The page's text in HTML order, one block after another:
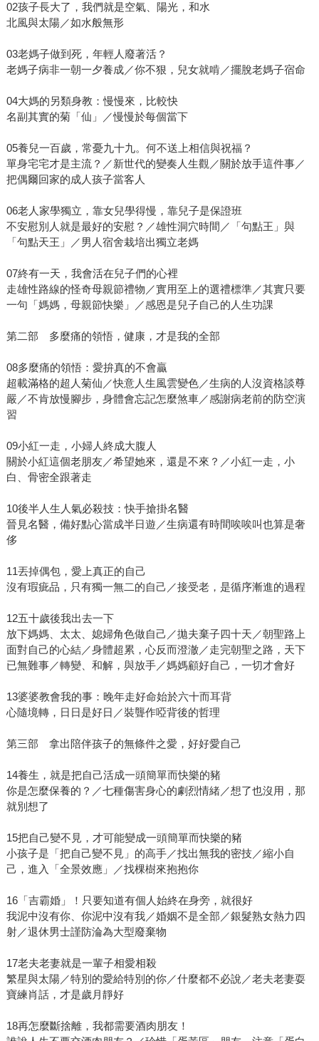
02孩子長大了，我們就是空氣、陽光，和水
北風與太陽／如水般無形
03老媽子做到死，年輕人廢著活？
老媽子病非一朝一夕養成／你不狠，兒女就啃／擺脫老媽子宿命
04大媽的另類身教：慢慢來，比較快
名副其實的菊「仙」／慢慢於每個當下
05養兒一百歲，常憂九十九。何不送上相信與祝福？
單身宅宅才是主流？／新世代的變奏人生觀／關於放手這件事／
把偶爾回家的成人孩子當客人
06老人家學獨立，靠女兒學得慢，靠兒子是保證班
不安慰別人就是最好的安慰？／雄性洞穴時間／「句點王」與
「句點天王」／男人宿舍栽培出獨立老媽
07終有一天，我會活在兒子們的心裡
走雄性路線的怪奇母親節禮物／實用至上的選禮標準／其實只要
一句「媽媽，母親節快樂」／感恩是兒子自己的人生功課
第二部 多麼痛的領悟，健康，才是我的全部
08多麼痛的領悟：愛拚真的不會贏
超載滿格的超人菊仙／快意人生風雲變色／生病的人沒資格談尊
嚴／不肯放慢腳步，身體會忘記怎麼煞車／感謝病老前的防空演
習
09小紅一走，小婦人終成大腹人
關於小紅這個老朋友／希望她來，還是不來？／小紅一走，小
白、骨密全跟著走
10後半人生人氣必殺技：快手搶掛名醫
晉見名醫，備好點心當成半日遊／生病還有時間唉唉叫也算是奢
侈
11丟掉偶包，愛上真正的自己
沒有瑕疵品，只有獨一無二的自己／接受老，是循序漸進的過程
12五十歲後我出去一下
放下媽媽、太太、媳婦角色做自己／拋夫棄子四十天／朝聖路上
面對自己的心結／身體超累，心反而澄澈／走完朝聖之路，天下
已無難事／轉變、和解，與放手／媽媽顧好自己，一切才會好
13婆婆教會我的事：晚年走好命始於六十而耳背
心隨境轉，日日是好日／裝聾作啞背後的哲理
第三部 拿出陪伴孩子的無條件之愛，好好愛自己
14養生，就是把自己活成一頭簡單而快樂的豬
你是怎麼保養的？／七種傷害身心的劇烈情緒／想了也沒用，那
就別想了
15把自己變不見，才可能變成一頭簡單而快樂的豬
小孩子是「把自己變不見」的高手／找出無我的密技／縮小自
己，進入「全景效應」／找棵樹來抱抱你
16「吉霸婚」！只要知道有個人始終在身旁，就很好
我泥中沒有你、你泥中沒有我／婚姻不是全部／銀髮熟女熱力四
射／退休男士謹防淪為大型廢棄物
17老夫老妻就是一輩子相愛相殺
繁星與太陽／特別的愛給特別的你／什麼都不必說／老夫老妻耍
寶練肖話，才是歲月靜好
18再怎麼斷捨離，我都需要酒肉朋友！